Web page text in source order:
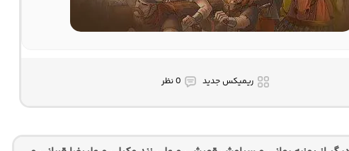
ریمیکس جدید 0 نظر